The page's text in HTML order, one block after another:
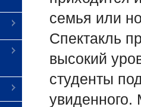
семья или
Спектакль
высокий
студенты
увиденного.